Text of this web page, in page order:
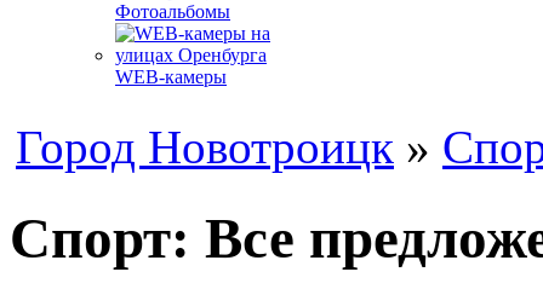
Фотоальбомы
WEB-камеры
Город Новотроицк »
Спорт: Все